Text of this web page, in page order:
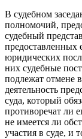
В судебном
полномочий,
судебный
предоставленных
юридических
них судебные
подлежат отмене
деятельность
суда, который
противоречат ли
не имеется ли
участия в суде, и